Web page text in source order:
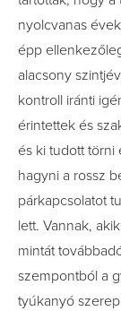
nyolcvanas
épp
alacsony
kontroll iránti
érintettek és
és ki tudott törni
hagyni a rossz
párkapcsolatot
lett. Vannak,
mintát
szempontból a
tyúkanyó